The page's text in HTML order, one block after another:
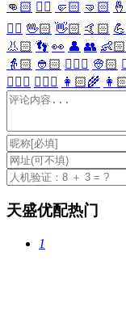
👊🏻 ✊🏻 🤛🏻 🤜🏻
🖐🏻 🖖🏻 👋🏻 🤙🏻
👃🏻 👣 👀 👤 👥 👶🏻
👵🏻 👲🏻 👳🏻‍♀️ 👳🏻
👩🏻‍⚕️ 👨🏻‍⚕️ 👩🏻‍🌾
天盛优配热门
1